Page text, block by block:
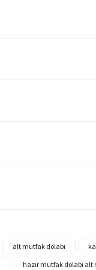
alt mutfak dolabı
hazır mutfak dolabı alt